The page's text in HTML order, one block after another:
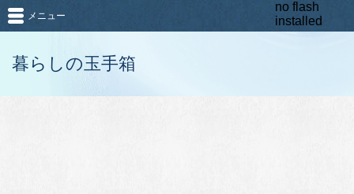
暮らしの玉手箱
メニュー
no flash
installed